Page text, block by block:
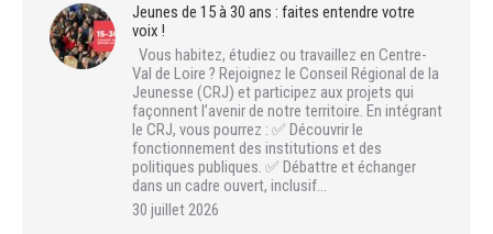
Jeunes de 15 à 30 ans : faites entendre votre
voix !
Vous habitez, étudiez ou travaillez en Centre-
Val de Loire ? Rejoignez le Conseil Régional de la
Jeunesse (CRJ) et participez aux projets qui
façonnent l’avenir de notre territoire. En intégrant
le CRJ, vous pourrez : ✅ Découvrir le
fonctionnement des institutions et des
politiques publiques. ✅ Débattre et échanger
dans un cadre ouvert, inclusif…
30 juillet 2026